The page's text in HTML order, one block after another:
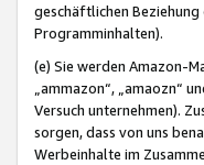
geschäftlichen
Programminhalten).
(e) Sie werden Amazon-
„ammazon“, „amaozn“
Versuch unternehmen).
sorgen, dass von uns
Werbeinhalte im